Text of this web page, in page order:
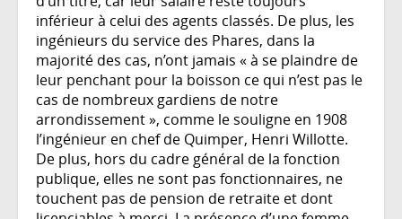
inférieur à celui des agents classés. De plus, les
ingénieurs du service des Phares, dans la
majorité des cas, n’ont jamais « à se plaindre de
leur penchant pour la boisson ce qui n’est pas le
cas de nombreux gardiens de notre
arrondissement », comme le souligne en 1908
l’ingénieur en chef de Quimper, Henri Willotte.
De plus, hors du cadre général de la fonction
publique, elles ne sont pas fonctionnaires, ne
touchent pas de pension de retraite et dont